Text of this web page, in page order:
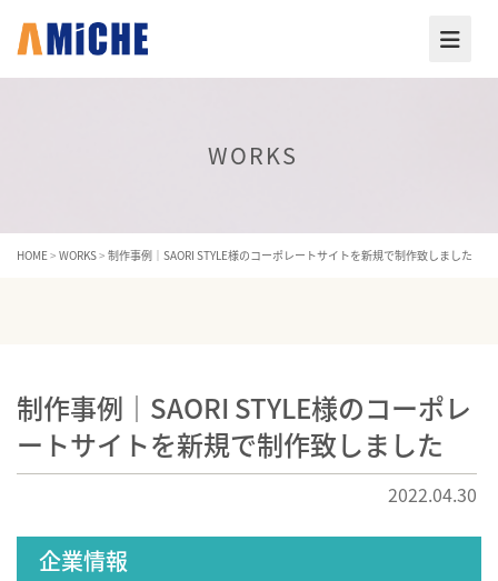
WORKS
HOME> WORKS> 制作事例｜SAORI STYLE様のコーポレートサイトを新規で制作致しました
制作事例｜SAORI STYLE様のコーポレ
ートサイトを新規で制作致しました
2022.04.30
企業情報